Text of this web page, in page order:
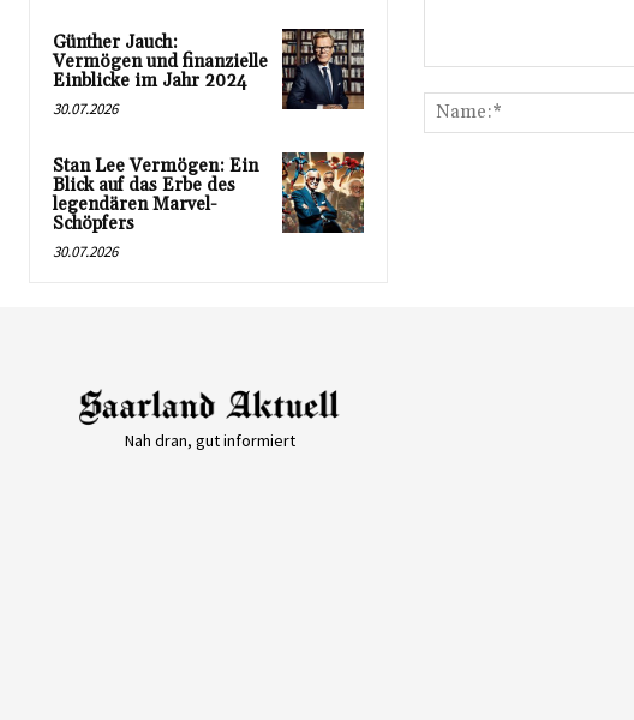
Günther Jauch:
Vermögen und finanzielle
Einblicke im Jahr 2024
30.07.2026
Stan Lee Vermögen: Ein
Blick auf das Erbe des
legendären Marvel-
Schöpfers
30.07.2026
Nah dran, gut informiert